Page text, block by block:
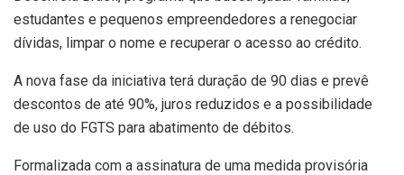
estudantes e pequenos empreendedores a renegociar
dívidas, limpar o nome e recuperar o acesso ao crédito.
A nova fase da iniciativa terá duração de 90 dias e prevê
descontos de até 90%, juros reduzidos e a possibilidade
de uso do FGTS para abatimento de débitos.
Formalizada com a assinatura de uma medida provisória